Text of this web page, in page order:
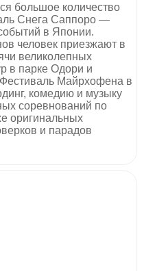
большое количество
Снега Саппоро —
в Японии.
человек приезжают в
великолепных
в парке Одори и
Майрхофена в
комедию и музыку
соревнований по
оригинальных
и парадов